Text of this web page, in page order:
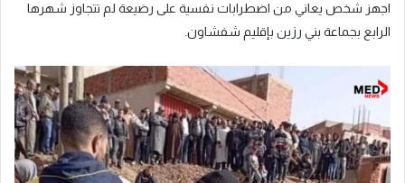
اجهز شخص يعاني من اضطرابات نفسية على رضيعة لم تتجاوز شهرها
الرابع بجماعة بني رزين بإقليم شفشاون.